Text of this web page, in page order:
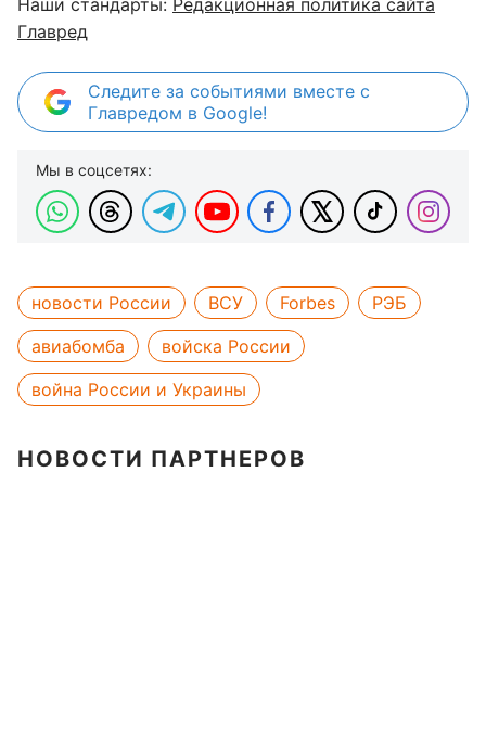
Главред
Следите за событиями вместе с
Главредом в Google!
Мы в соцсетях:
новости России ВСУ Forbes
РЭБ
авиабомба
войска России
война России и Украины
НОВОСТИ ПАРТНЕРОВ